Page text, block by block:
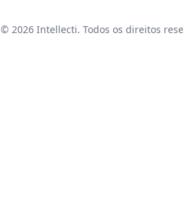
© 2026 Intellecti. Todos os direitos